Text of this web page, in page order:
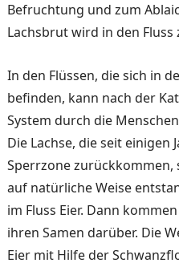
Befruch­tung und zum
Lachsbrut wird in den
In den Flüssen, die sich in
be­finden, kann nach der
System durch die
Die Lach­se, die seit einigen
Sperrzone
auf natürliche Weise
im Fluss Eier. Dann
ihren Samen darüber. Die
Eier mit Hilfe der